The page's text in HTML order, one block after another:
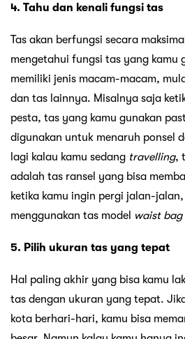
4. Tahu dan kenali fungsi tas
Tas akan berfungsi secara
mengetahui fungsi tas yang kamu
memiliki jenis macam-macam,
dan tas lainnya. Misalnya saja
pesta, tas yang kamu gunakan
digunakan untuk menaruh ponsel
lagi kalau kamu sedang travelling,
adalah tas ransel yang bisa
ketika kamu ingin pergi jalan-
menggunakan tas model waist bag
5. Pilih ukuran tas yang tepat
Hal paling akhir yang bisa kamu
tas dengan ukuran yang tepat.
kota berhari-hari, kamu bisa